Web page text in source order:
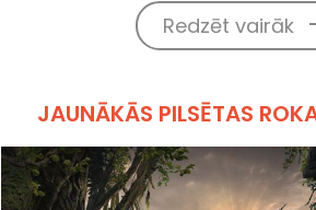
Redzēt vairāk
JAUNĀKĀS PILSĒTAS